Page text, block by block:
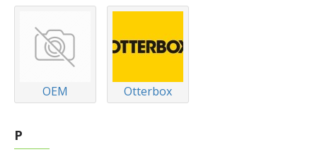
OEM Otterbox
P